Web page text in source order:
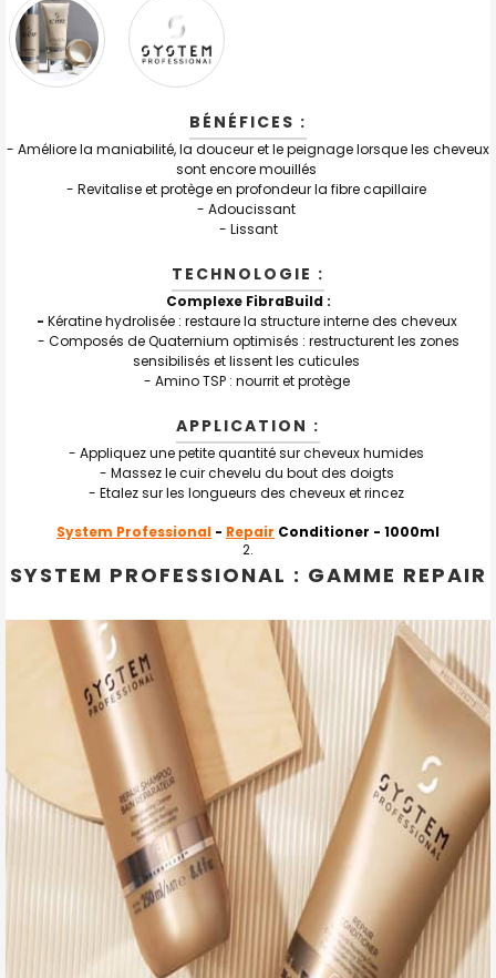
BÉNÉFICES :
- Améliore la maniabilité, la douceur et le peignage lorsque les cheveux
sont encore mouillés
- Revitalise et protège en profondeur la fibre capillaire
- Adoucissant
- Lissant
TECHNOLOGIE :
Complexe FibraBuild :
- Kératine hydrolisée : restaure la structure interne des cheveux
- Composés de Quaternium optimisés : restructurent les zones
sensibilisés et lissent les cuticules
- Amino TSP : nourrit et protège
APPLICATION :
- Appliquez une petite quantité sur cheveux humides
- Massez le cuir chevelu du bout des doigts
- Etalez sur les longueurs des cheveux et rincez
System Professional - Repair Conditioner - 1000ml
SYSTEM PROFESSIONAL : GAMME REPAIR